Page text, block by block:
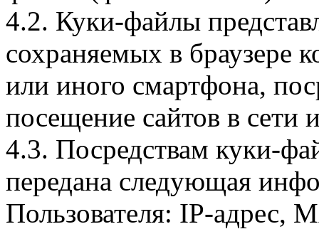
4.2. Куки-файлы
сохраняемых в браузере
или иного смартфона,
посещение сайтов в сети
4.3. Посредствам куки-
передана следующая
Пользователя: IP-адрес,